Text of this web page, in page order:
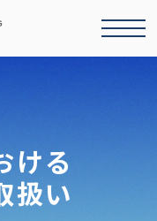
ける
扱い